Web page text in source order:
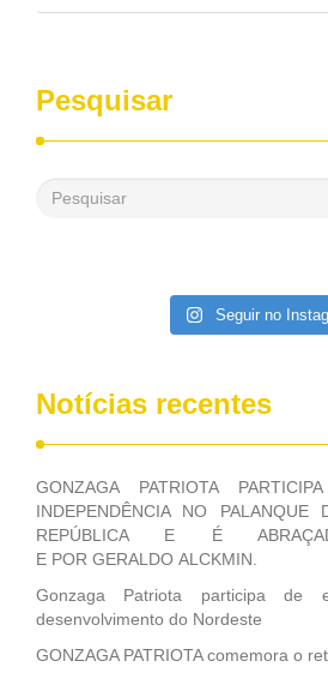
pelo Congresso Nacional. Gonzaga
desenvolvimento dos seus municípios
passado, essa Fundação distribuiu
reais, com suas maravilhosas ações,
saneamento básico, em pequenas
Patriota disse ainda que, mesmo sem
Pesquisar
Seguir no
Notícias recentes
GONZAGA PATRIOTA
INDEPENDÊNCIA NO PALANQUE
REPÚBLICA E É
E POR GERALDO ALCKMIN.
Gonzaga Patriota participa de
desenvolvimento do Nordeste
GONZAGA PATRIOTA comemora o